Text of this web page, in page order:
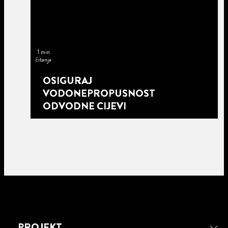
1 min
čitanja
OSIGURAJ
VODONEPROPUSNOST
ODVODNE CIJEVI